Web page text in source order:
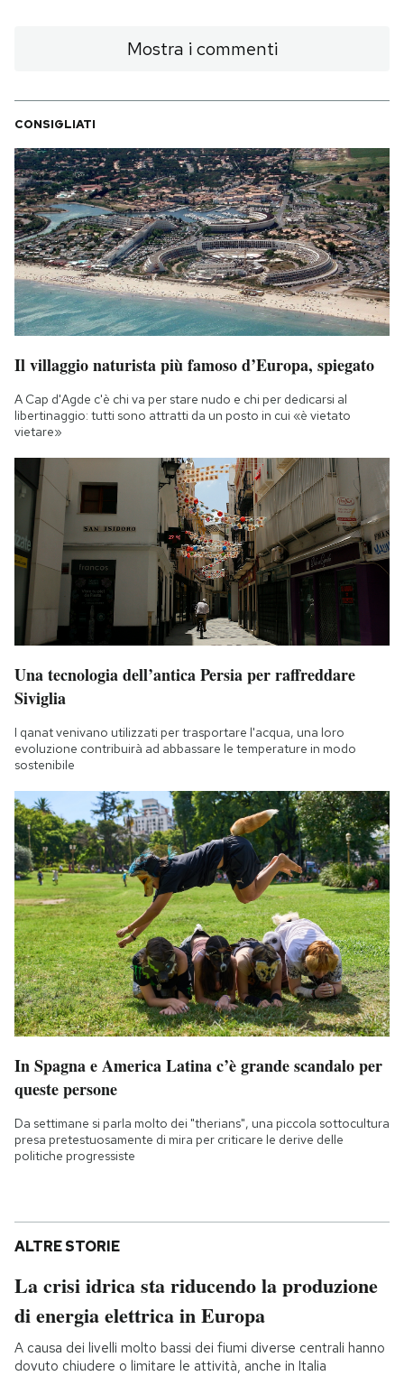
Mostra i commenti
CONSIGLIATI
Il villaggio naturista più famoso d’Europa, spiegato
A Cap d'Agde c'è chi va per stare nudo e chi per dedicarsi al
libertinaggio: tutti sono attratti da un posto in cui «è vietato
vietare»
Una tecnologia dell’antica Persia per raffreddare
Siviglia
I qanat venivano utilizzati per trasportare l'acqua, una loro
evoluzione contribuirà ad abbassare le temperature in modo
sostenibile
In Spagna e America Latina c’è grande scandalo per
queste persone
Da settimane si parla molto dei "therians", una piccola sottocultura
presa pretestuosamente di mira per criticare le derive delle
politiche progressiste
ALTRE STORIE
La crisi idrica sta riducendo la produzione
di energia elettrica in Europa
A causa dei livelli molto bassi dei fiumi diverse centrali hanno
dovuto chiudere o limitare le attività, anche in Italia